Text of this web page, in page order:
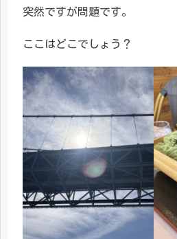
突然ですが問題です。
ここはどこでしょう？